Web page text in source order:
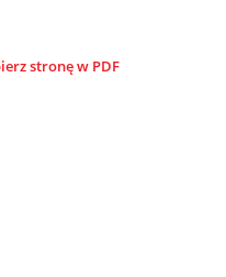
stronę w PDF